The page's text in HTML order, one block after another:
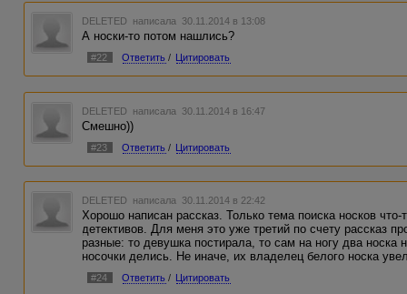
DELETED написала 30.11.2014 в 13:08
А носки-то потом нашлись?
#22 Ответить / Цитировать
DELETED написала 30.11.2014 в 16:47
Смешно))
#23 Ответить / Цитировать
DELETED написала 30.11.2014 в 22:42
Хорошо написан рассказ. Только тема поиска носков
детективов. Для меня это уже третий по счету рассказ
разные: то девушка постирала, то сам на ногу два
носочки делись. Не иначе, их владелец белого носка
#24 Ответить / Цитировать